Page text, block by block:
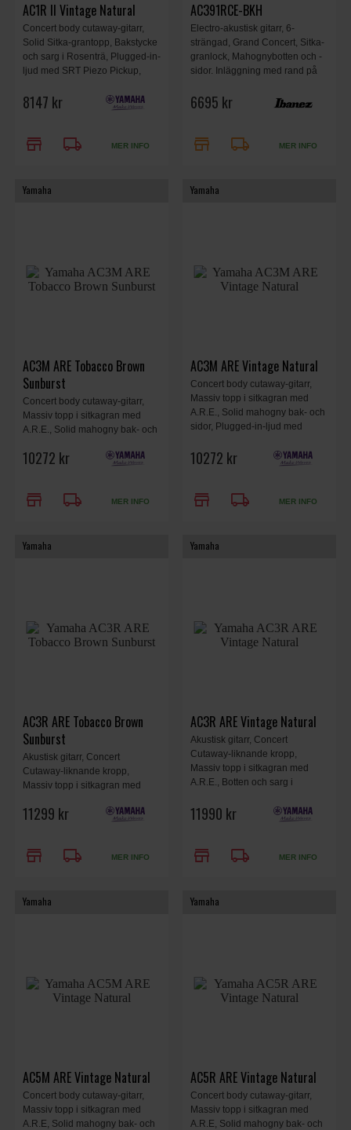
AC1R II Vintage Natural
Concert body cutaway-gitarr,
Solid Sitka-grantopp, Bakstycke
och sarg i Rosenträ, Plugged-in-
ljud med SRT Piezo Pickup,
8147 kr
store local_shipping MER INFO
AC391RCE-BKH
Electro-akustisk gitarr, 6-
strängad, Grand Concert, Sitka-
granlock, Mahognybotten och -
sidor. Inläggning med rand på
Rosenträgreppbräda med Tree-
sidor).
6695 kr
store local_shipping MER INFO
Yamaha
AC3M ARE Tobacco Brown
Sunburst
Concert body cutaway-gitarr,
Massiv topp i sitkagran med
A.R.E., Solid mahogny bak- och
SRT2-system, Elixir Strängar,
10272 kr
store local_shipping MER INFO
Yamaha
AC3M ARE Vintage Natural
Concert body cutaway-gitarr,
Massiv topp i sitkagran med
A.R.E., Solid mahogny bak- och
sidor, Plugged-in-ljud med
Inklusive hård väska, Vintage
10272 kr
store local_shipping MER INFO
Yamaha
AC3R ARE Tobacco Brown
Sunburst
Akustisk gitarr, Concert
Cutaway-liknande kropp,
Massiv topp i sitkagran med
rosenträ, Plugged-in-ljud med
Brown Sunburst.
11299 kr
store local_shipping MER INFO
Yamaha
AC3R ARE Vintage Natural
Akustisk gitarr, Concert
Cutaway-liknande kropp,
Massiv topp i sitkagran med
A.R.E., Botten och sarg i
SRT2-system, Elixir Strängar,
Inklusive hård väska, Vintage
11990 kr
store local_shipping MER INFO
Yamaha
AC5M ARE Vintage Natural
Concert body cutaway-gitarr,
Massiv topp i sitkagran med
A.R.E, Solid mahogny bak- och
Yamaha
AC5R ARE Vintage Natural
Concert body cutaway-gitarr,
Massiv topp i sitkagran med
A.R.E, Solid mahogny bak- och